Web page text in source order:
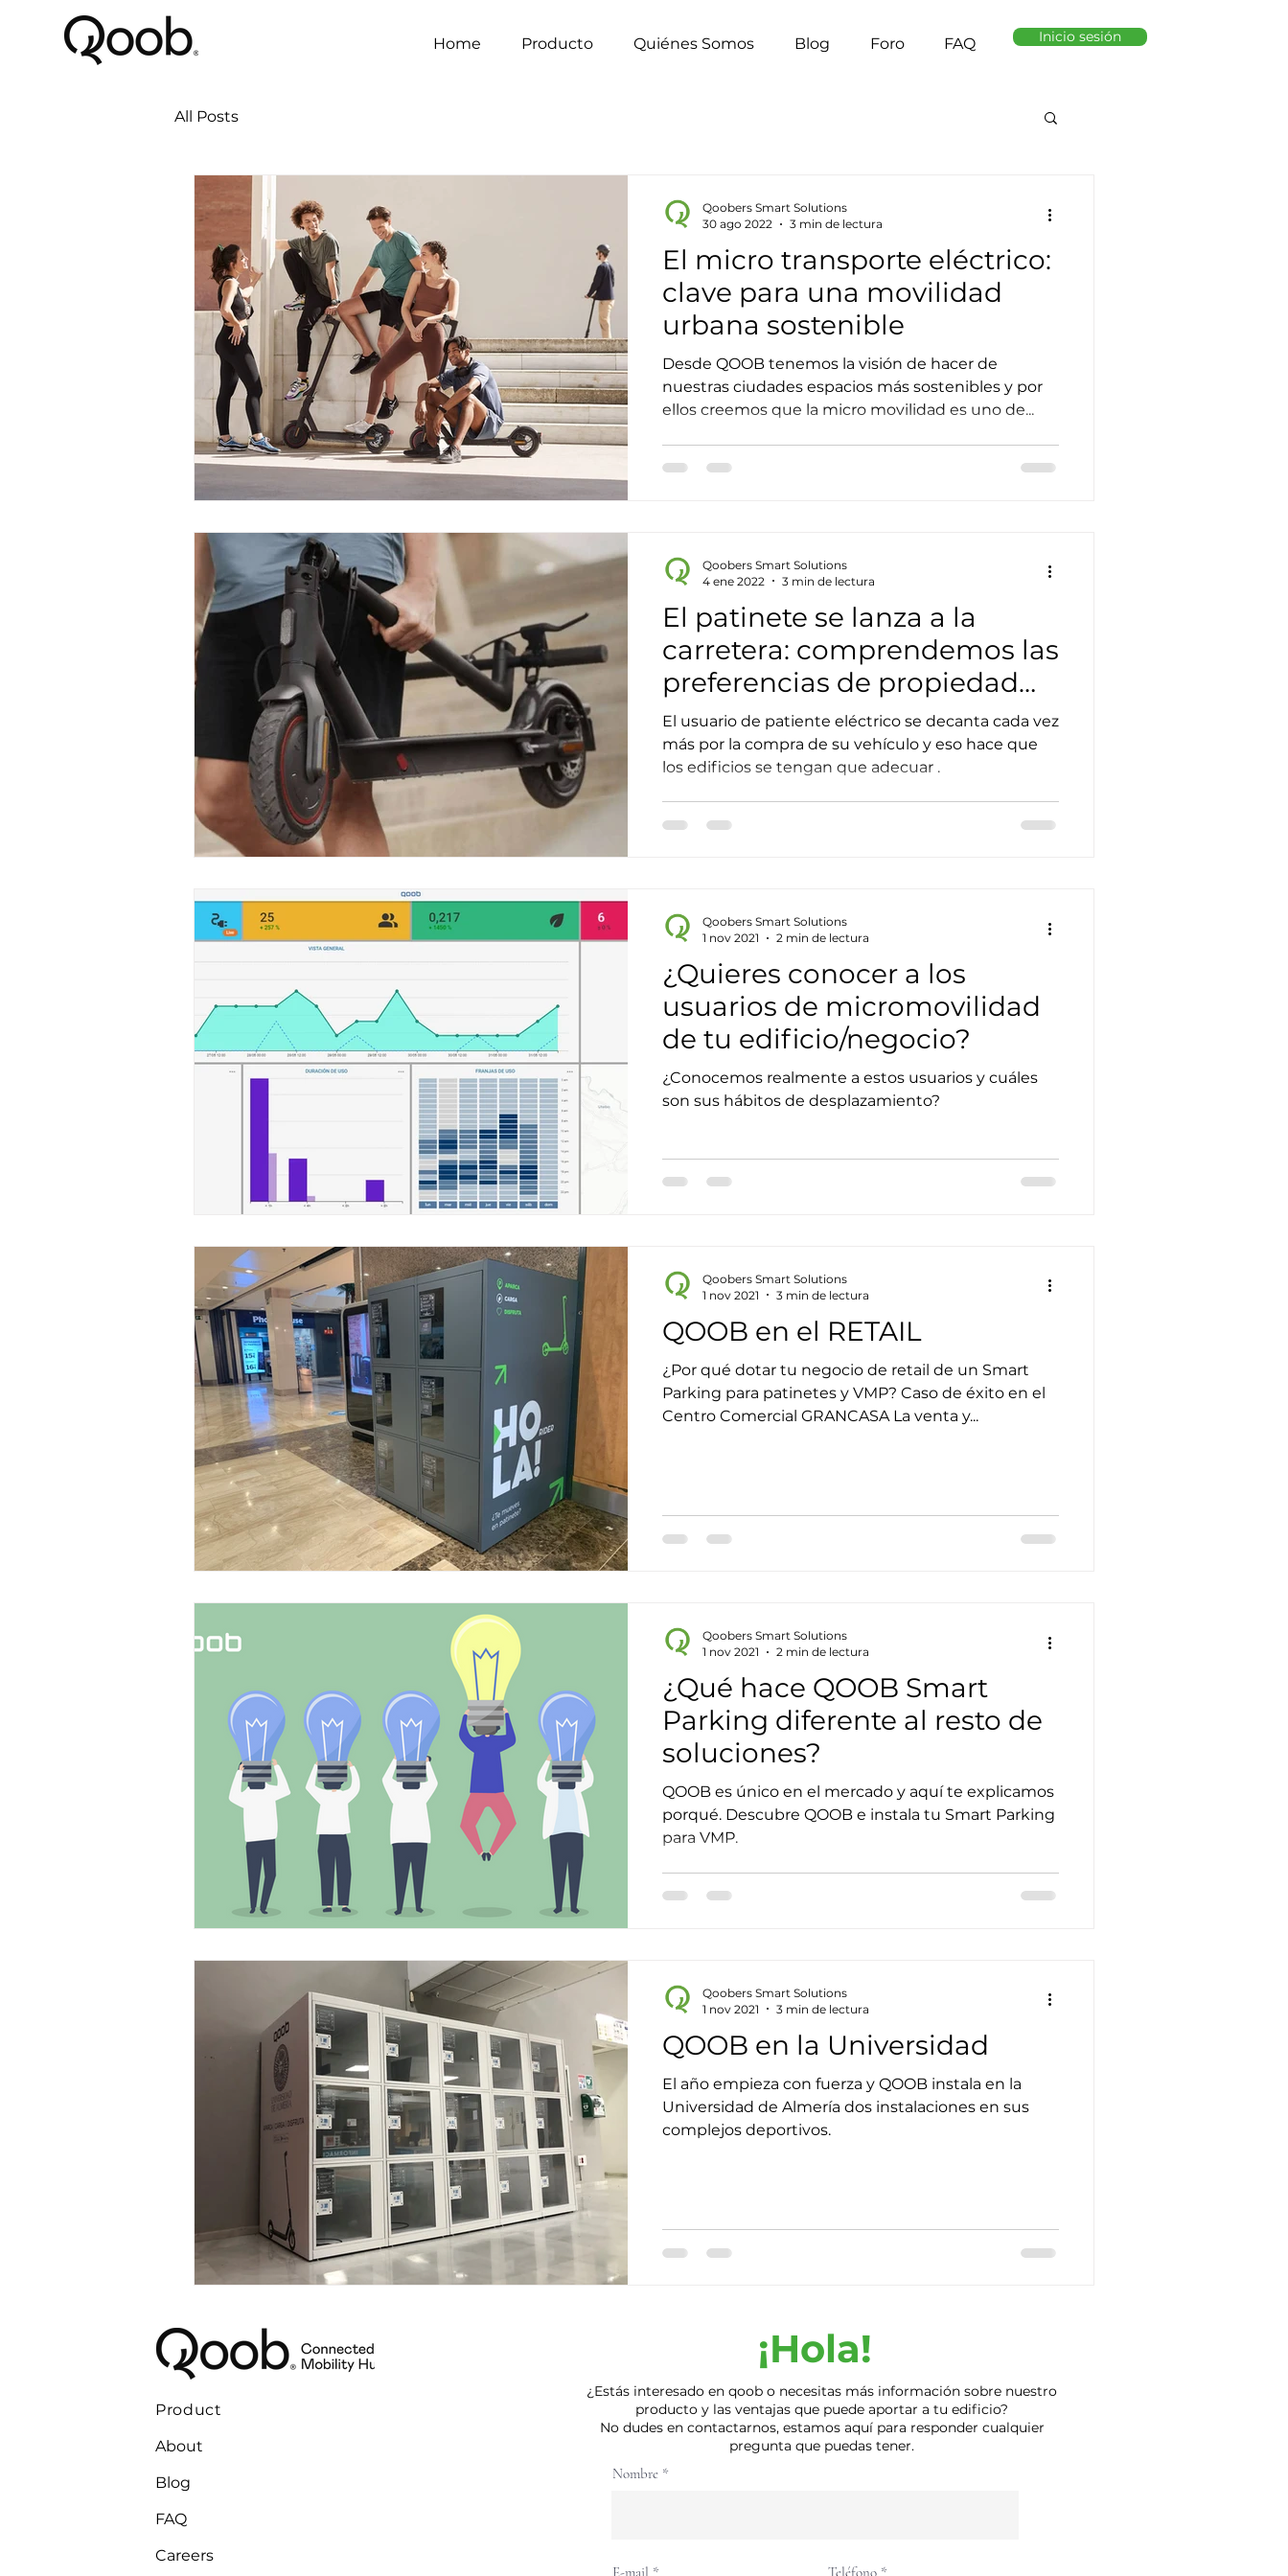
Home Producto Quiénes Somos Blog Foro FAQ Inicio sesión
All Posts
El micro transporte eléctrico:
clave para una movilidad
urbana sostenible
Desde QOOB tenemos la visión de hacer de
nuestras ciudades espacios más sostenibles y por
ellos creemos que la micro movilidad es uno de...
Qoobers Smart Solutions
30 ago 2022
3 min de lectura
El patinete se lanza a la
carretera: comprendemos las
preferencias de propiedad
del consumidor
El usuario de patiente eléctrico se decanta cada vez
más por la compra de su vehículo y eso hace que
los edificios se tengan que adecuar .
Qoobers Smart Solutions
4 ene 2022
3 min de lectura
¿Quieres conocer a los
usuarios de micromovilidad
de tu edificio/negocio?
¿Conocemos realmente a estos usuarios y cuáles
son sus hábitos de desplazamiento?
Qoobers Smart Solutions
1 nov 2021
2 min de lectura
QOOB en el RETAIL
¿Por qué dotar tu negocio de retail de un Smart
Parking para patinetes y VMP? Caso de éxito en el
Centro Comercial GRANCASA La venta y...
Qoobers Smart Solutions
1 nov 2021
3 min de lectura
¿Qué hace QOOB Smart
Parking diferente al resto de
soluciones?
QOOB es único en el mercado y aquí te explicamos
porqué. Descubre QOOB e instala tu Smart Parking
para VMP.
Qoobers Smart Solutions
1 nov 2021
2 min de lectura
QOOB en la Universidad
El año empieza con fuerza y QOOB instala en la
Universidad de Almería dos instalaciones en sus
complejos deportivos.
Qoobers Smart Solutions
1 nov 2021
3 min de lectura
Product
About
Blog
FAQ
Careers
¡Hola!
¿Estás interesado en qoob o necesitas más información sobre nuestro
producto y las ventajas que puede aportar a tu edificio?
No dudes en contactarnos, estamos aquí para responder cualquier
pregunta que puedas tener.
Nombre
E-mail Teléfono